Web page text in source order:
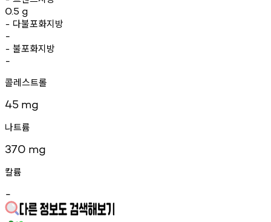
0.5 g
- 다불포화지방
-
- 불포화지방
-
콜레스트롤
45 mg
나트륨
370 mg
칼륨
-